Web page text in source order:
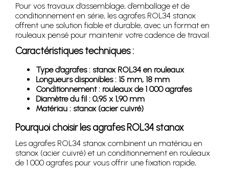
Pour vos travaux d’assemblage, d’emballage et de
conditionnement en série, les agrafes ROL34 stanox
offrent une solution fiable et durable, avec un format en
rouleaux pensé pour maintenir votre cadence de travail.
Caractéristiques techniques :
Type d’agrafes : stanox ROL34 en rouleaux
Longueurs disponibles : 15 mm, 18 mm
Conditionnement : rouleaux de 1 000 agrafes
Diamètre du fil : 0,95 x 1,90 mm
Matériau : stanox (acier cuivré)
Pourquoi choisir les agrafes ROL34 stanox
Les agrafes ROL34 stanox combinent un matériau en
stanox (acier cuivré) et un conditionnement en rouleaux
de 1 000 agrafes pour vous offrir une fixation rapide,